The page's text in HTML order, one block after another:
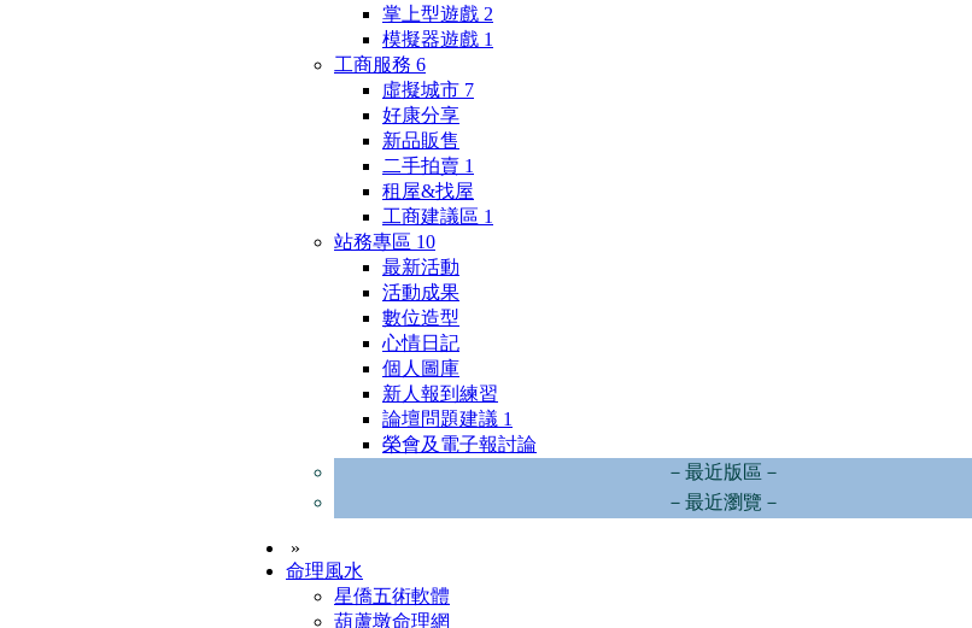
掌上型遊戲 2
模擬器遊戲 1
工商服務 6
虛擬城市 7
好康分享
新品販售
二手拍賣 1
租屋&找屋
工商建議區 1
站務專區 10
最新活動
活動成果
數位造型
心情日記
個人圖庫
新人報到練習
論壇問題建議 1
榮會及電子報討論
－最近版區－
－最近瀏覽－
»
命理風水
星僑五術軟體
葫蘆墩命理網